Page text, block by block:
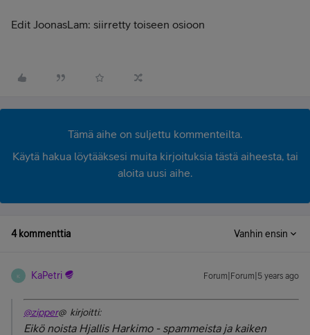
Edit JoonasLam: siirretty toiseen osioon
Tämä aihe on suljettu kommenteilta.
Käytä hakua löytääksesi muita kirjoituksia tästä aiheesta, tai
aloita uusi aihe.
4 kommenttia Vanhin ensin
K KaPetri Forum|Forum|5 years ago
@zipper@ kirjoitti:
Eikö noista Hjallis Harkimo - spammeista ja kaiken